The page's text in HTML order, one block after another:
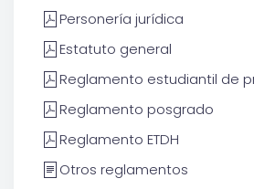
Personería jurídica
Estatuto general
Reglamento estudiantil de
Reglamento posgrado
Reglamento ETDH
Otros reglamentos